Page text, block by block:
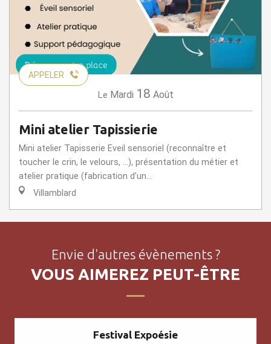
APPELER
Le Mardi 18 Août
Mini atelier Tapissierie
Mini atelier Tapisserie Eveil sensoriel (reconnaître et
toucher le crin, le velours, …), présentation du métier et
atelier pratique (fabrication d’un...
Villamblard
Envie d'autres évènements ?
VOUS AIMEREZ PEUT-ÊTRE
Festival Expoésie